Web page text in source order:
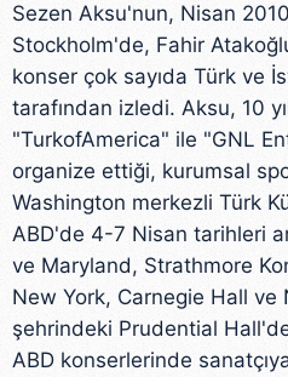
Sezen Aksu'nun, Nisan
Stockholm'de, Fahir
konser çok sayıda Türk ve
tarafından izledi. Aksu, 10
"TurkofAmerica" ile "GNL
organize ettiği, kurumsal
Washington merkezli Türk
ABD'de 4-7 Nisan tarihleri
ve Maryland, Strathmore
New York, Carnegie Hall
şehrindeki Prudential
ABD konserlerinde